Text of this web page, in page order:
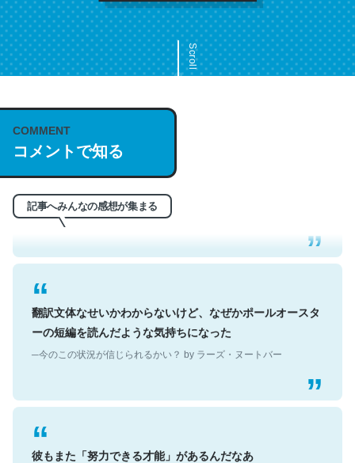
Scroll
COMMENT
コメントで知る
記事へみんなの感想が集まる
これは名文。彼はとてもクレバーなんだろうなと凄く思
う。英語少しでも読める人は原文もお勧め。自分はこの流
れ好き。Let’s Fucking Go. Then Covid hit. Shit.
─今のこの状況が信じられるかい？ by ラーズ・ヌートバー
翻訳文体なせいかわからないけど、なぜかポールオースタ
ーの短編を読んだような気持ちになった
彼もまた「努力できる才能」があるんだなあ